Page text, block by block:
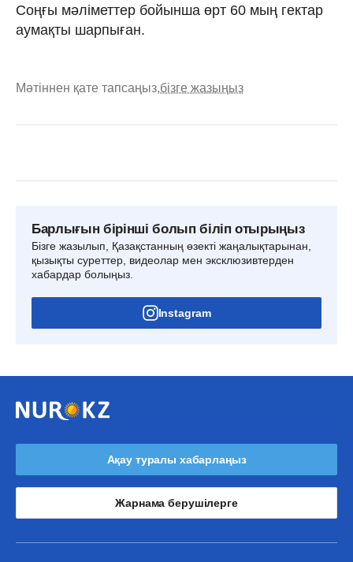
Соңғы мәліметтер бойынша өрт 60 мың гектар
аумақты шарпыған.
Мәтіннен қате тапсаңыз,бізге жазыңыз
Барлығын бірінші болып біліп отырыңыз
Бізге жазылып, Қазақстанның өзекті жаңалықтарынан,
қызықты суреттер, видеолар мен эксклюзивтерден
хабардар болыңыз.
Instagram
Ақау туралы хабарлаңыз
Жарнама берушілерге